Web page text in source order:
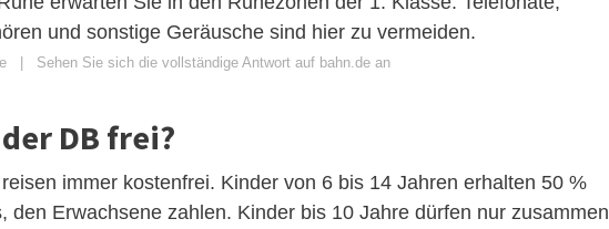
und sonstige Geräusche sind hier zu vermeiden.
| Sehen Sie sich die vollständige Antwort auf bahn.de an
DB frei?
immer kostenfrei. Kinder von 6 bis 14 Jahren erhalten 50 %
den Erwachsene zahlen. Kinder bis 10 Jahre dürfen nur zusammen